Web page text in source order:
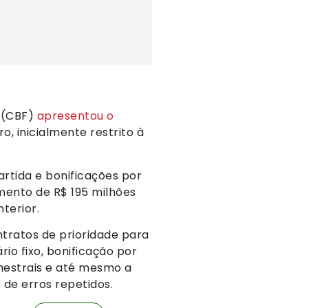
apresentou o
inicialmente restrito à
e bonificações por
de R$ 195 milhões
de prioridade para
fixo, bonificação por
e até mesmo a
erros repetidos.